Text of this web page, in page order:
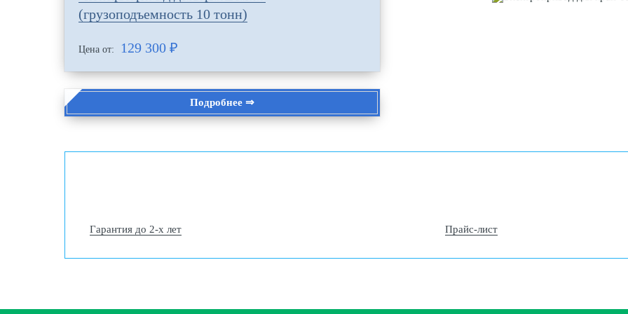
(грузоподъемность 10 тонн)
Цена от: 129 300 ₽
Подробнее ⇒
Гарантия до 2-х лет Прайс-лист